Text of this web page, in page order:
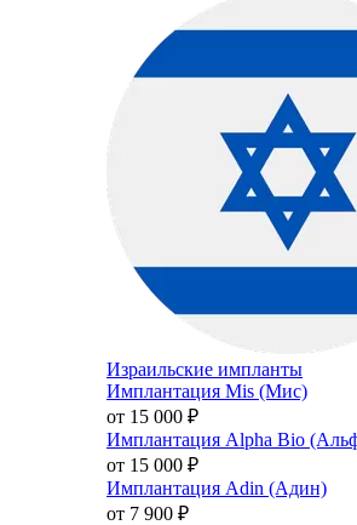
Израильские импланты
Имплантация Mis (Мис)
от 15 000 ₽
Имплантация Alpha Bio
от 15 000 ₽
Имплантация Adin (Адин)
от 7 900 ₽